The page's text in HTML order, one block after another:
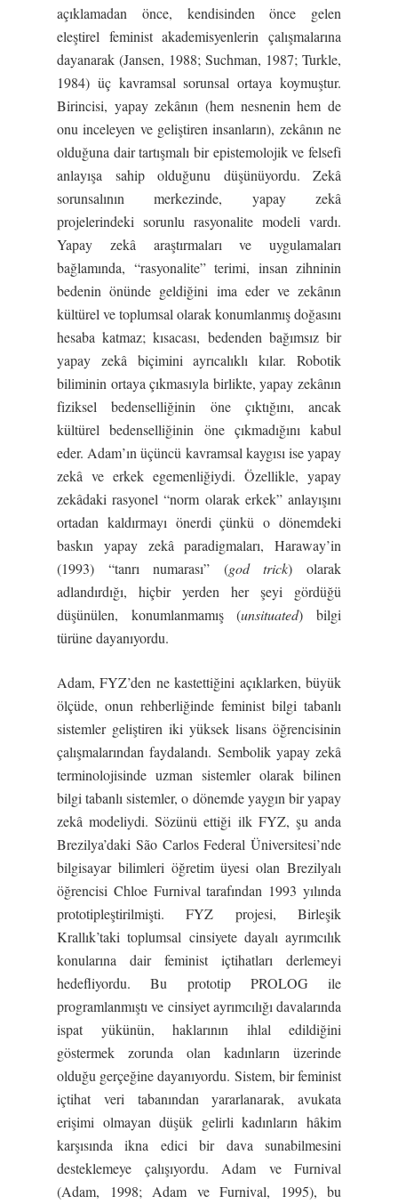
açıklamadan önce, kendisinden önce gelen
eleştirel feminist akademisyenlerin çalışmalarına
dayanarak (Jansen, 1988; Suchman, 1987; Turkle,
1984) üç kavramsal sorunsal ortaya koymuştur.
Birincisi, yapay zekânın (hem nesnenin hem de
onu inceleyen ve geliştiren insanların), zekânın ne
olduğuna dair tartışmalı bir epistemolojik ve felsefi
anlayışa sahip olduğunu düşünüyordu. Zekâ
sorunsalının merkezinde, yapay zekâ
projelerindeki sorunlu rasyonalite modeli vardı.
Yapay zekâ araştırmaları ve uygulamaları
bağlamında, “rasyonalite” terimi, insan zihninin
bedenin önünde geldiğini ima eder ve zekânın
kültürel ve toplumsal olarak konumlanmış doğasını
hesaba katmaz; kısacası, bedenden bağımsız bir
yapay zekâ biçimini ayrıcalıklı kılar. Robotik
biliminin ortaya çıkmasıyla birlikte, yapay zekânın
fiziksel bedenselliğinin öne çıktığını, ancak
kültürel bedenselliğinin öne çıkmadığını kabul
eder. Adam’ın üçüncü kavramsal kaygısı ise yapay
zekâ ve erkek egemenliğiydi. Özellikle, yapay
zekâdaki rasyonel “norm olarak erkek” anlayışını
ortadan kaldırmayı önerdi çünkü o dönemdeki
baskın yapay zekâ paradigmaları, Haraway’in
(1993) “tanrı numarası” (god trick) olarak
adlandırdığı, hiçbir yerden her şeyi gördüğü
düşünülen, konumlanmamış (unsituated) bilgi
türüne dayanıyordu.
Adam, FYZ’den ne kastettiğini açıklarken, büyük
ölçüde, onun rehberliğinde feminist bilgi tabanlı
sistemler geliştiren iki yüksek lisans öğrencisinin
çalışmalarından faydalandı. Sembolik yapay zekâ
terminolojisinde uzman sistemler olarak bilinen
bilgi tabanlı sistemler, o dönemde yaygın bir yapay
zekâ modeliydi. Sözünü ettiği ilk FYZ, şu anda
Brezilya’daki São Carlos Federal Üniversitesi’nde
bilgisayar bilimleri öğretim üyesi olan Brezilyalı
öğrencisi Chloe Furnival tarafından 1993 yılında
prototipleştirilmişti. FYZ projesi, Birleşik
Krallık’taki toplumsal cinsiyete dayalı ayrımcılık
konularına dair feminist içtihatları derlemeyi
hedefliyordu. Bu prototip PROLOG ile
programlanmıştı ve cinsiyet ayrımcılığı davalarında
ispat yükünün, haklarının ihlal edildiğini
göstermek zorunda olan kadınların üzerinde
olduğu gerçeğine dayanıyordu. Sistem, bir feminist
içtihat veri tabanından yararlanarak, avukata
erişimi olmayan düşük gelirli kadınların hâkim
karşısında ikna edici bir dava sunabilmesini
desteklemeye çalışıyordu. Adam ve Furnival
(Adam, 1998; Adam ve Furnival, 1995), bu